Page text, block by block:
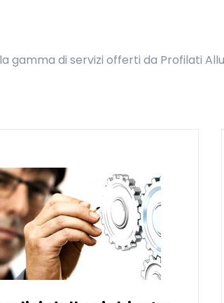
gamma di servizi offerti da Profilati